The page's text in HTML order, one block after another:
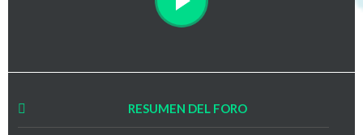
RESUMEN DEL FORO